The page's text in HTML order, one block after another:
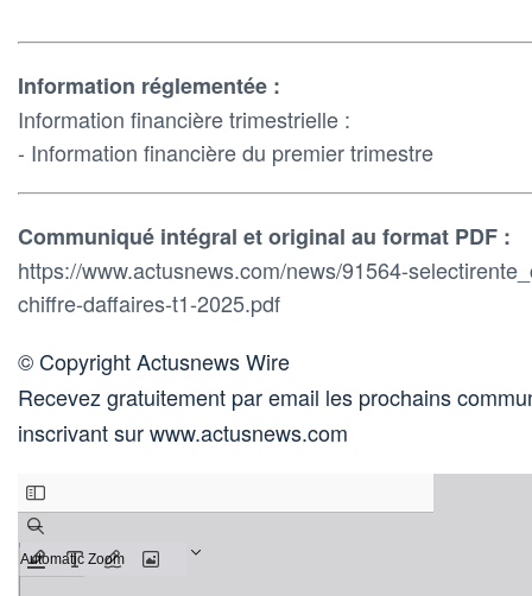
Information réglementée :
Information financière trimestrielle :
- Information financière du premier trimestre
Communiqué intégral et original au format PDF :
https://www.actusnews.com/news/91564-
chiffre-daffaires-t1-2025.pdf
© Copyright Actusnews Wire
Recevez gratuitement par email les prochains
inscrivant sur www.actusnews.com